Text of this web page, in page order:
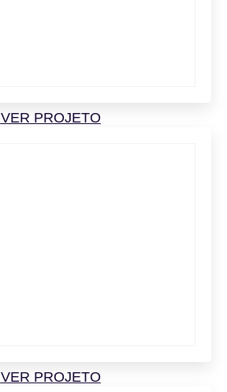
VER PROJETO
VER PROJETO